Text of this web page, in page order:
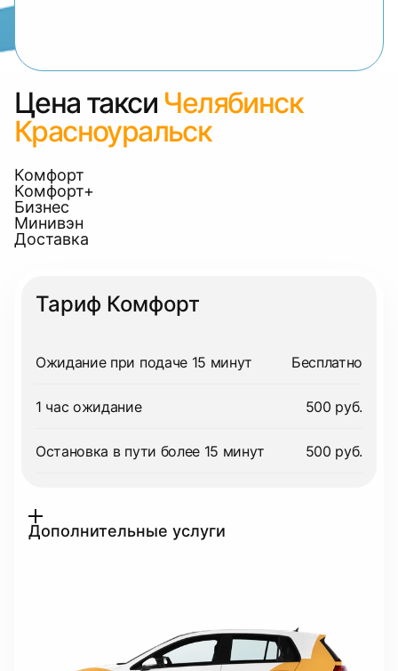
Цена такси Челябинск
Красноуральск
Комфорт
Комфорт+
Бизнес
Минивэн
Доставка
Тариф Комфорт
Ожидание при подаче 15 минут Бесплатно
1 час ожидание 500 руб.
Остановка в пути более 15 минут 500 руб.
Дополнительные услуги